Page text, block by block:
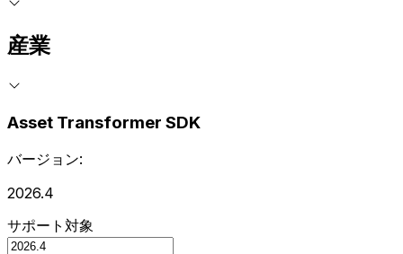
産業
Asset Transformer SDK
バージョン:
2026.4
サポート対象